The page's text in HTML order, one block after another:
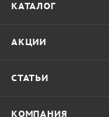
КАТАЛОГ
АКЦИИ
СТАТЬИ
КОМПАНИЯ